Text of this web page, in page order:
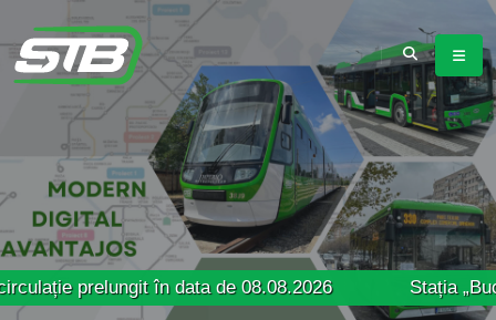
în data de 08.08.2026 Stația „Bucur